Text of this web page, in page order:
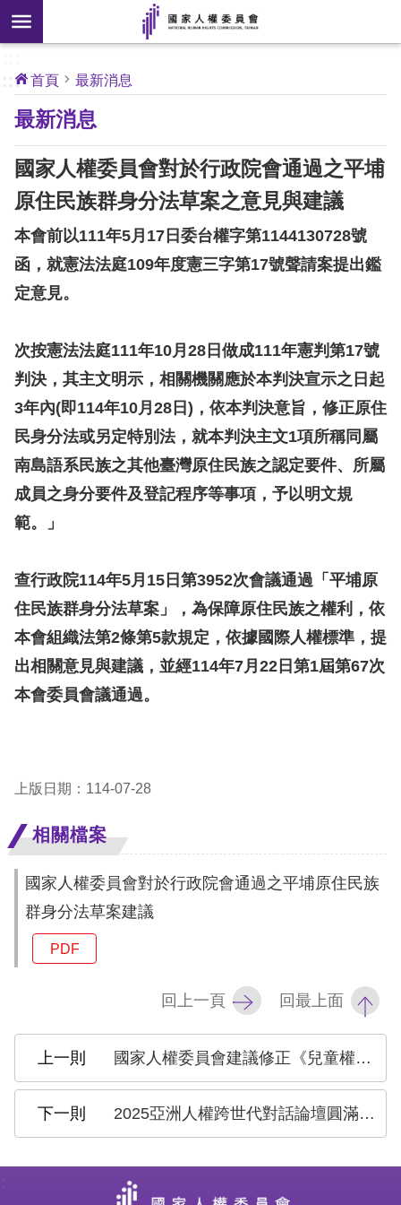
前往主要內容區塊
搜
尋
開
新
]
核
心
人
權
公
約
關
於
本
會
新
消
息
人
權
業
務
核
心
人
權
公
約
申
人
權
資
料
礙
快
捷
請
:::
首頁 最新消息
最新消息
國家人權委員會對於行政院會通過之平埔
原住民族群身分法草案之意見與建議
本會前以111年5月17日委台權字第1144130728號
函，就憲法法庭109年度憲三字第17號聲請案提出鑑
定意見。
次按憲法法庭111年10月28日做成111年憲判第17號
判決，其主文明示，相關機關應於本判決宣示之日起
3年內(即114年10月28日)，依本判決意旨，修正原住
民身分法或另定特別法，就本判決主文1項所稱同屬
南島語系民族之其他臺灣原住民族之認定要件、所屬
成員之身分要件及登記程序等事項，予以明文規
範。」
查行政院114年5月15日第3952次會議通過「平埔原
住民族群身分法草案」，為保障原住民族之權利，依
本會組織法第2條第5款規定，依據國際人權標準，提
出相關意見與建議，並經114年7月22日第1屆第67次
本會委員會議通過。
上版日期：114-07-28
相關檔案
國家人權委員會對於行政院會通過之平埔原住民族
群身分法草案建議
PDF
回上一頁 回最上面
國家人權委員會建議修正《兒童權利公約施行法》明定獨立兒童權利監督機制
2025亞洲人權跨世代對話論壇圓滿落幕 打造跨國交流平臺，攜手亞太青年共塑未來